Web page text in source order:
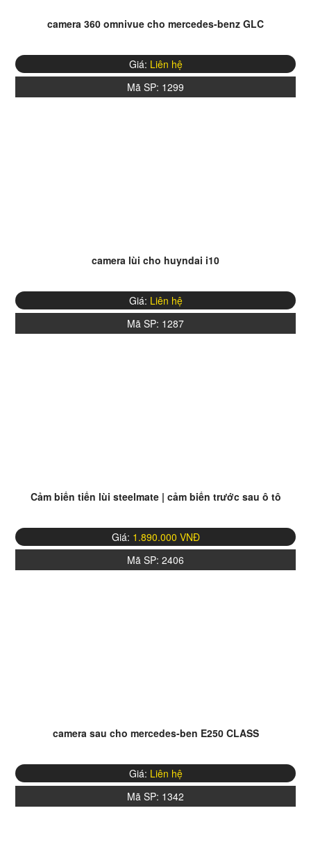
camera 360 omnivue cho mercedes-benz GLC
Giá: Liên hệ
Mã SP: 1299
camera lùi cho huyndai i10
Giá: Liên hệ
Mã SP: 1287
Cảm biến tiến lùi steelmate | cảm biến trước sau ô tô
Giá: 1.890.000 VNĐ
Mã SP: 2406
camera sau cho mercedes-ben E250 CLASS
Giá: Liên hệ
Mã SP: 1342